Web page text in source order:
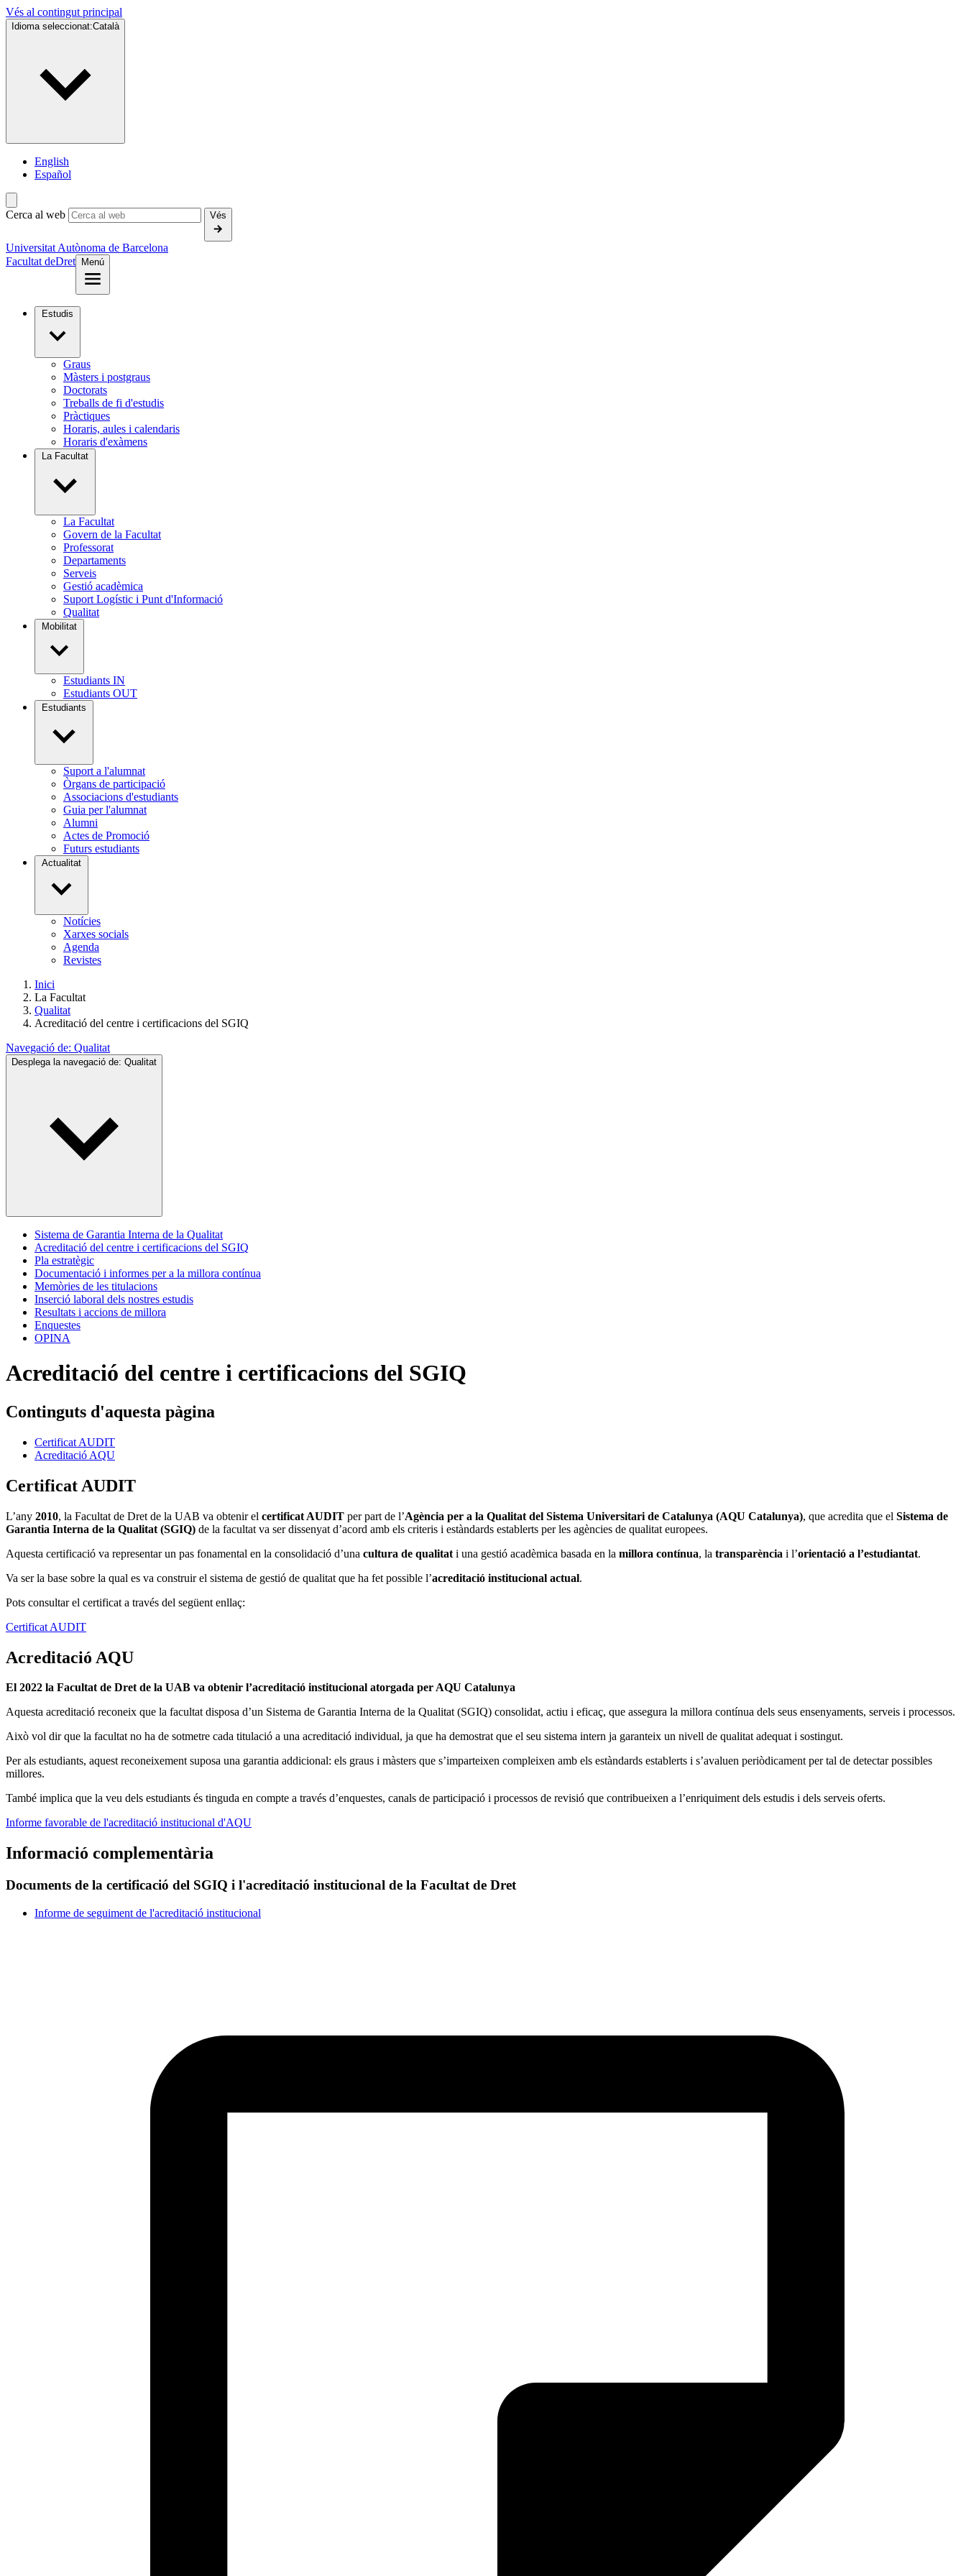
Vés al contingut principal
Idioma seleccionat:Català
English
Español
Cerca al web Vés
Universitat Autònoma de Barcelona
Facultat deDret Menú
Estudis
Graus
Màsters i postgraus
Doctorats
Treballs de fi d'estudis
Pràctiques
Horaris, aules i calendaris
Horaris d'exàmens
La Facultat
La Facultat
Govern de la Facultat
Professorat
Departaments
Serveis
Gestió acadèmica
Suport Logístic i Punt d'Informació
Qualitat
Mobilitat
Estudiants IN
Estudiants OUT
Estudiants
Suport a l'alumnat
Òrgans de participació
Associacions d'estudiants
Guia per l'alumnat
Alumni
Actes de Promoció
Futurs estudiants
Actualitat
Notícies
Xarxes socials
Agenda
Revistes
Inici
La Facultat
Qualitat
Acreditació del centre i certificacions del SGIQ
Navegació de: Qualitat
Desplega la navegació de: Qualitat
Sistema de Garantia Interna de la Qualitat
Acreditació del centre i certificacions del SGIQ
Pla estratègic
Documentació i informes per a la millora contínua
Memòries de les titulacions
Inserció laboral dels nostres estudis
Resultats i accions de millora
Enquestes
OPINA
Acreditació del centre i certificacions del SGIQ
Continguts d'aquesta pàgina
Certificat AUDIT
Acreditació AQU
Certificat AUDIT
L’any 2010, la Facultat de Dret de la UAB va obtenir el certificat AUDIT per part de l’Agència per a la Qualitat del Sistema Universitari de Catalunya (AQU Catalunya), que acredita que el Sistema de
Garantia Interna de la Qualitat (SGIQ) de la facultat va ser dissenyat d’acord amb els criteris i estàndards establerts per les agències de qualitat europees.
Aquesta certificació va representar un pas fonamental en la consolidació d’una cultura de qualitat i una gestió acadèmica basada en la millora contínua, la transparència i l’orientació a l’estudiantat.
Va ser la base sobre la qual es va construir el sistema de gestió de qualitat que ha fet possible l’acreditació institucional actual.
Pots consultar el certificat a través del següent enllaç:
Certificat AUDIT
Acreditació AQU
El 2022 la Facultat de Dret de la UAB va obtenir l’acreditació institucional atorgada per AQU Catalunya
Aquesta acreditació reconeix que la facultat disposa d’un Sistema de Garantia Interna de la Qualitat (SGIQ) consolidat, actiu i eficaç, que assegura la millora contínua dels seus ensenyaments, serveis i processos.
Això vol dir que la facultat no ha de sotmetre cada titulació a una acreditació individual, ja que ha demostrat que el seu sistema intern ja garanteix un nivell de qualitat adequat i sostingut.
Per als estudiants, aquest reconeixement suposa una garantia addicional: els graus i màsters que s’imparteixen compleixen amb els estàndards establerts i s’avaluen periòdicament per tal de detectar possibles
millores.
També implica que la veu dels estudiants és tinguda en compte a través d’enquestes, canals de participació i processos de revisió que contribueixen a l’enriquiment dels estudis i dels serveis oferts.
Informe favorable de l'acreditació institucional d'AQU
Informació complementària
Documents de la certificació del SGIQ i l'acreditació institucional de la Facultat de Dret
Informe de seguiment de l'acreditació institucional